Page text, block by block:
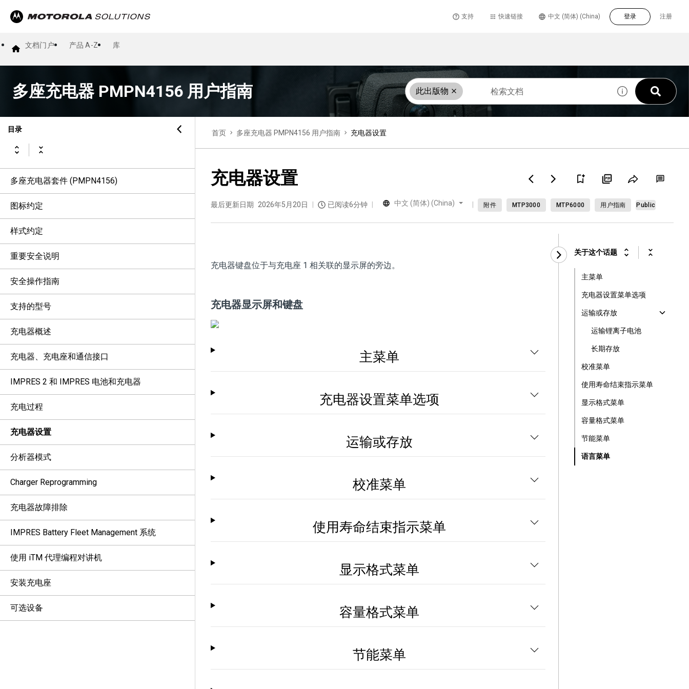
支持 快速链接 注册
中文 (简体) (China) 登录
文档门户 产品 A-Z 库
多座充电器 PMPN4156 用户指南 此出版物
目录
多座充电器套件 (PMPN4156)
图标约定
样式约定
重要安全说明
安全操作指南
支持的型号
充电器概述
充电器、充电座和通信接口
IMPRES 2 和 IMPRES 电池和充电器
充电过程
充电器设置
分析器模式
Charger Reprogramming
充电器故障排除
IMPRES Battery Fleet Management 系统
使用 iTM 代理编程对讲机
安装充电座
可选设备
首页 多座充电器 PMPN4156 用户指南 充电器设置
充电器设置
最后更新日期 2026年5月20日 已阅读6分钟 中文 (简体) (China) 附件 MTP3000 MTP6000 用户指南 Public
充电器键盘位于与充电座 1 相关联的显示屏的旁边。
充电器显示屏和键盘
主菜单
充电器设置菜单选项
运输或存放
校准菜单
使用寿命结束指示菜单
显示格式菜单
容量格式菜单
节能菜单
关于这个话题
主菜单
充电器设置菜单选项
运输或存放
运输锂离子电池
长期存放
校准菜单
使用寿命结束指示菜单
显示格式菜单
容量格式菜单
节能菜单
语言菜单